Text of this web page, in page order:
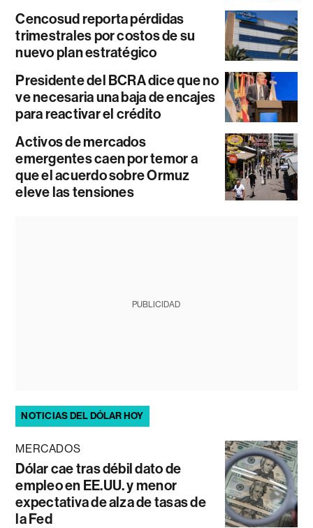
Cencosud reporta pérdidas
trimestrales por costos de su
nuevo plan estratégico
Presidente del BCRA dice que no
ve necesaria una baja de encajes
para reactivar el crédito
Activos de mercados
emergentes caen por temor a
que el acuerdo sobre Ormuz
eleve las tensiones
PUBLICIDAD
NOTICIAS DEL DÓLAR HOY
MERCADOS
Dólar cae tras débil dato de
empleo en EE.UU. y menor
expectativa de alza de tasas de
la Fed